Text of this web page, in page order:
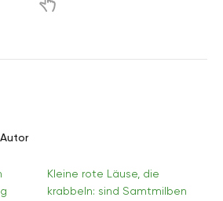
Kleine rote Läuse, die
krabbeln: sind Samtmilben